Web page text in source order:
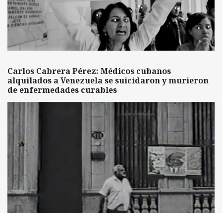
Carlos Cabrera Pérez: Médicos cubanos
alquilados a Venezuela se suicidaron y murieron
de enfermedades curables